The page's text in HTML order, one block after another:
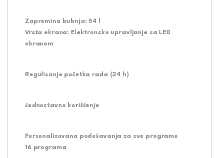
Zapremina bubnja:54 l
Vrsta ekrana:
Elektronsko upravljanje sa LED
ekranom
Regulisanje početka rada (24 h)
Jednostavno korišćenje
Personalizovana podešavanja za sve programe
16 programa